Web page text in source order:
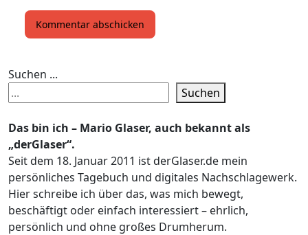
Suchen ...
Suchen
Das bin ich – Mario Glaser, auch bekannt als
„derGlaser“.
Seit dem 18. Januar 2011 ist derGlaser.de mein
persönliches Tagebuch und digitales Nachschlagewerk.
Hier schreibe ich über das, was mich bewegt,
beschäftigt oder einfach interessiert – ehrlich,
persönlich und ohne großes Drumherum.